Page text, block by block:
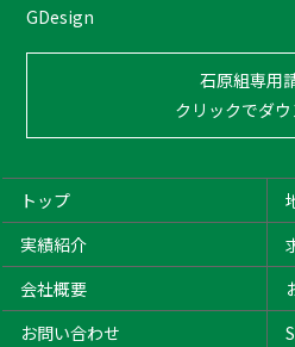
GDesign
石原組専用
クリックでダ
トップ
実績紹介
会社概要
お問い合わせ